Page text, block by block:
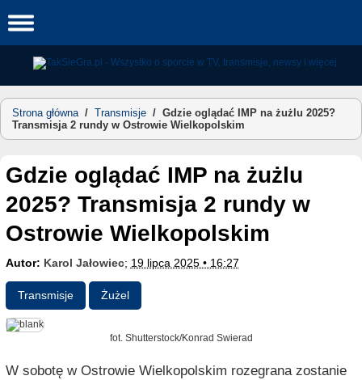
to
Strona główna/ Transmisje / Gdzie oglądać IMP na żużlu 2025?
Transmisja 2 rundy w Ostrowie Wielkopolskim
Gdzie oglądać IMP na żużlu
2025? Transmisja 2 rundy w
Ostrowie Wielkopolskim
Autor: Karol Jałowiec; 19 lipca 2025 • 16:27
Transmisje Żużel
fot. Shutterstock/Konrad Swierad
W sobotę w Ostrowie Wielkopolskim rozegrana zostanie